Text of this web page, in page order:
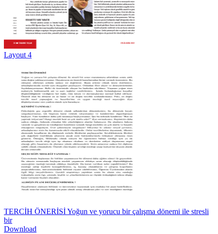
Layout 4
TERCİH ÖNERİSİ Yoğun ve yorucu bir çalışma dönemi ile stresli
bir
Download